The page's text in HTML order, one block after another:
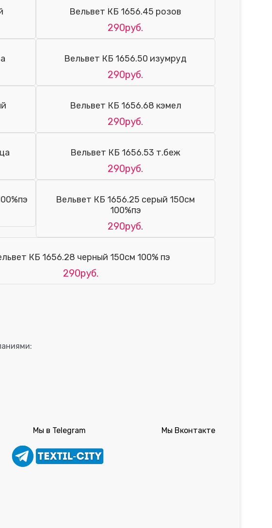
Вельвет КБ 1656.45 розов
290руб.
Вельвет КБ 1656.50 изумруд
290руб.
Вельвет КБ 1656.68 кэмел
290руб.
Вельвет КБ 1656.53 т.беж
290руб.
Вельвет КБ 1656.25 серый 150см
100%пэ
290руб.
КБ 1656.28 черный 150см 100% пэ
290руб.
Мы в Telegram Мы Вконтакте